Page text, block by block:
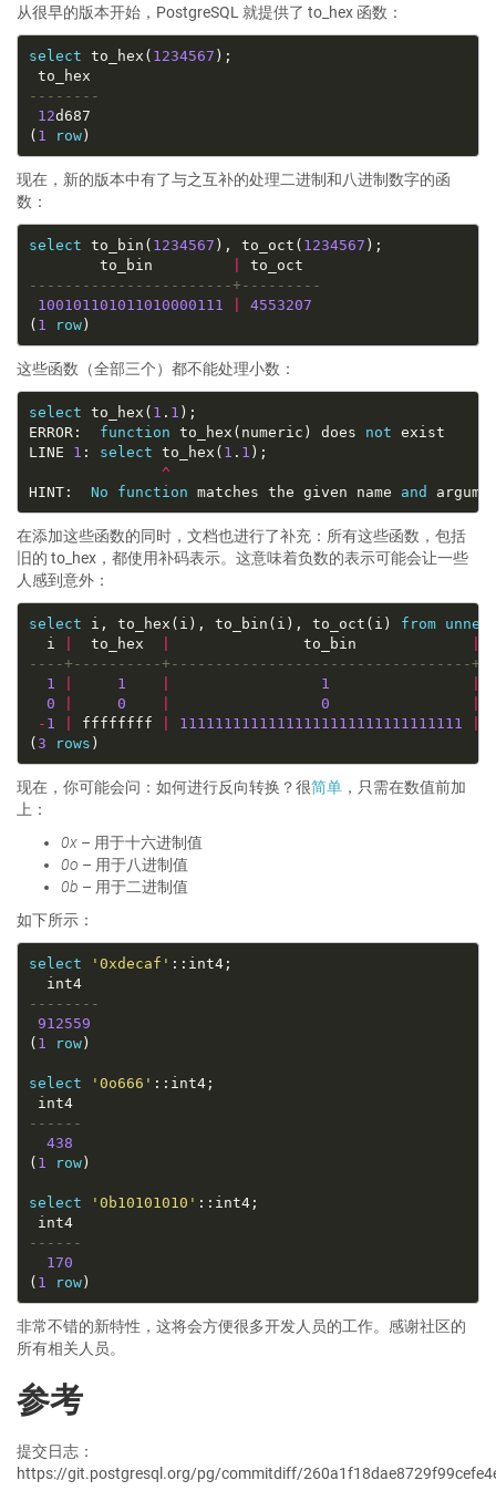
从很早的版本开始，PostgreSQL 就提供了 to_hex 函数：
select to_hex( 1234567
12
( 1 row
现在，新的版本中有了与之互补的处理二进制和八进制数字的函
数：
select to_bin( 1234567 ), to_oct( 1234567
        to_bin
100101101011010000111
4553207
( 1 row
这些函数（全部三个）都不能处理小数：
select to_hex( 1 . 1
ERROR: function to_hex(numeric) does not
LINE 1 : select to_hex( 1 . 1
^
HINT: No function matches the given name and
在添加这些函数的同时，文档也进行了补充：所有这些函数，包括
旧的 to_hex，都使用补码表示。这意味着负数的表示可能会让一些
人感到意外：
select i, to_hex(i), to_bin(i), to_oct(i) from
  i
  to_hex
               to_bin
1 1 1
0
0 0
- 1 ffffffff 11111111111111111111111111111111
(3 rows
现在，你可能会问：如何进行反向转换？很简单 ，只需在数值前加
上：
0x – 用于十六进制值
0o – 用于八进制值
0b – 用于二进制值
如下所示：
select '0xdecaf'
  int4
912559
( 1 row
select '0o666'
int4
438
( 1 row
select '0b10101010'
int4
170
( 1 row
非常不错的新特性，这将会方便很多开发人员的工作。感谢社区的
所有相关人员。
参考
提交日志：
https://git.postgresql.org/pg/commitdiff/